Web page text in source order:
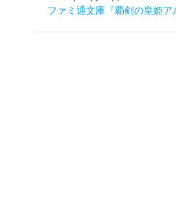
ファミ通文庫『覇剣の皇姫